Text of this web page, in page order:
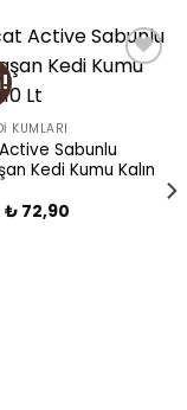
KUMLARI
Sabunlu
Kedi Kumu Kalın
₺72,90